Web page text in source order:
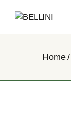
Home